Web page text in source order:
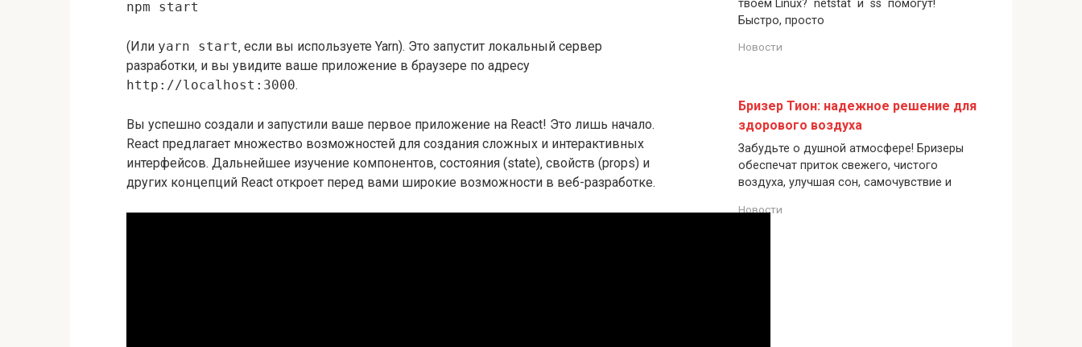
npm start
(Или yarn start ‚ если вы используете Yarn). Это запустит локальный сервер
разработки‚ и вы увидите ваше приложение в браузере по адресу
http://localhost:3000.
Вы успешно создали и запустили ваше первое приложение на React! Это лишь начало.
React предлагает множество возможностей для создания сложных и интерактивных
интерфейсов. Дальнейшее изучение компонентов‚ состояния (state)‚ свойств (props) и
других концепций React откроет перед вами широкие возможности в веб-разработке.
твоем Linux? `netstat` и `ss` помогут!
Быстро, просто
Новости
Бризер Тион: надежное решение для
здорового воздуха
Забудьте о душной атмосфере! Бризеры
обеспечат приток свежего, чистого
воздуха, улучшая сон, самочувствие и
Новости